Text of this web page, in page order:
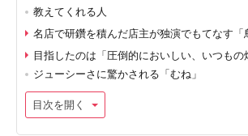
教えてくれる人
名店で研鑽を積んだ店主が独演でもてなす「
目指したのは「圧倒的においしい、いつもの
ジューシーさに驚かされる「むね」
目次を開く